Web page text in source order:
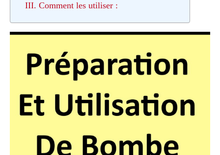
III. Comment les utiliser :